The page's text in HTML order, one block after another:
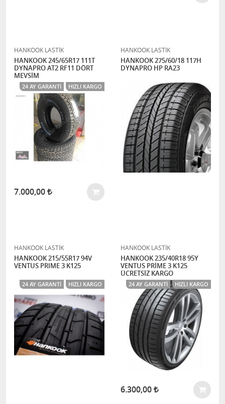
HANKOOK LASTİK
HANKOOK 245/65R17 111T
DYNAPRO AT2 RF11 DÖRT
MEVSİM
24 AY GARANTI HIZLI KARGO
7.000,00
HANKOOK LASTİK
HANKOOK 275/60/18 117H
DYNAPRO HP RA23
HANKOOK LASTİK
HANKOOK 215/55R17 94V
VENTUS PRIME 3 K125
24 AY GARANTI HIZLI KARGO
HANKOOK LASTİK
HANKOOK 235/40R18 95Y
VENTUS PRİME 3 K125
ÜCRETSİZ KARGO
24 AY GARANTI HIZLI KARGO
6.300,00